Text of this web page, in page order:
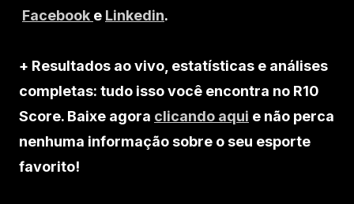
Facebook e Linkedin.
+ Resultados ao vivo, estatísticas e análises
completas: tudo isso você encontra no R10
Score. Baixe agora clicando aqui e não perca
nenhuma informação sobre o seu esporte
favorito!